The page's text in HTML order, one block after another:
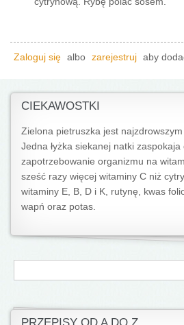
Zaloguj się albo zarejestruj aby
CIEKAWOSTKI
Zielona pietruszka jest najzdrowszym
Jedna łyżka siekanej natki zaspokaja
zapotrzebowanie organizmu na
sześć razy więcej witaminy C niż
witaminy E, B, D i K, rutynę, kwas
wapń oraz potas.
Formularz wyszukiwania
Szukaj